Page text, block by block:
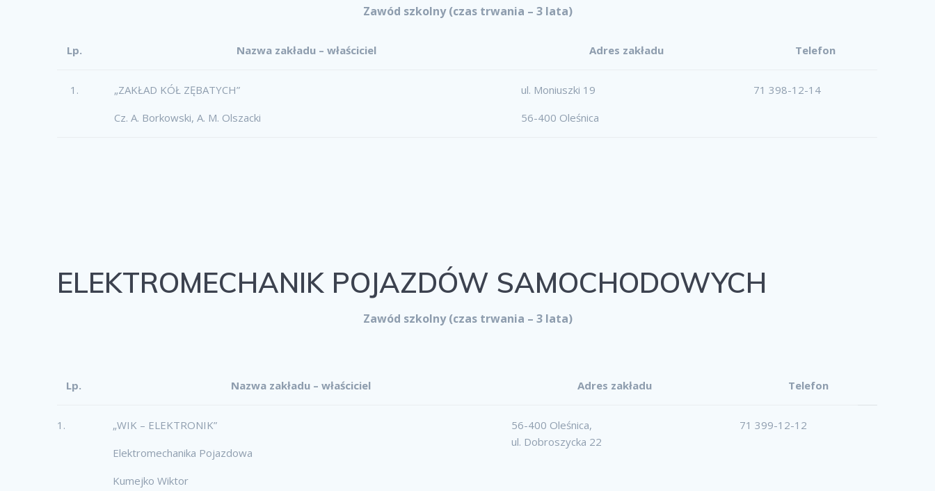
Zawód szkolny (czas trwania – 3 lata)
Lp. Nazwa zakładu – właściciel Adres zakładu Telefon
1.
„ZAKŁAD KÓŁ ZĘBATYCH”
Cz. A. Borkowski, A. M. Olszacki
ul. Moniuszki 19
56-400 Oleśnica
71 398-12-14
ELEKTROMECHANIK POJAZDÓW SAMOCHODOWYCH
Zawód szkolny (czas trwania – 3 lata)
Lp. Nazwa zakładu – właściciel Adres zakładu Telefon
1.
„WIK – ELEKTRONIK”
Elektromechanika Pojazdowa
Kumejko Wiktor
56-400 Oleśnica,
ul. Dobroszycka 22
71 399-12-12